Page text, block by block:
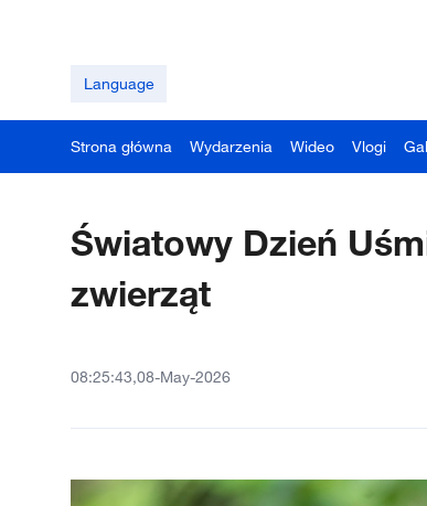
Language
Strona główna Wydarzenia Wideo Vlogi
Światowy Dzień
zwierząt
08:25:43,08-May-2026